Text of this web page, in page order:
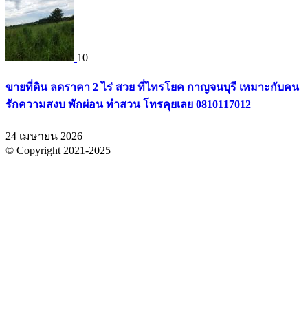
10
ขายที่ดิน ลดราคา 2 ไร่ สวย ที่ไทรโยค กาญจนบุรี เหมาะกับคน
รักความสงบ พักผ่อน ทำสวน โทรคุยเลย 0810117012
24 เมษายน 2026
© Copyright 2021-2025